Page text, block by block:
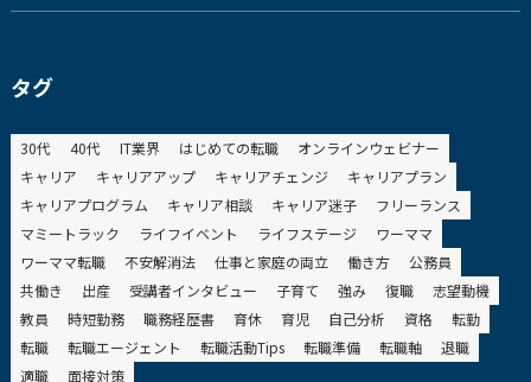
タグ
30代 40代 IT業界 はじめての転職
オンラインウェビナー
キャリア
キャリアアップ キャリアチェンジ
キャリアプラン
キャリアプログラム
キャリア相談 キャリア迷子
フリーランス
マミートラック
ライフイベント ライフステージ
ワーママ
ワーママ転職
不安解消法 仕事と家庭の両立 働き方
公務員
共働き
出産 受講者インタビュー 子育て 強み 復職
志望動機
教員
時短勤務 職務経歴書 育休 育児 自己分析 資格
転勤
転職
転職エージェント 転職活動Tips 転職準備 転職軸
退職
適職
面接対策